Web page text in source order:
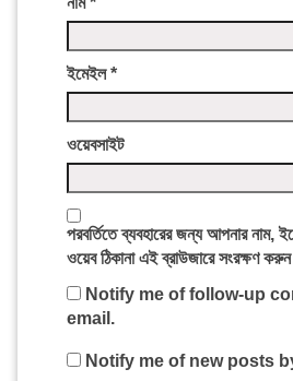
ইমেইল*
ওয়েবসাইট
পরবর্তিতে ব্যবহারের জন্য আপনার নাম,
ওয়েব ঠিকানা এই ব্রাউজারে সংরক্ষণ
Notify me of follow-up
email.
Notify me of new posts